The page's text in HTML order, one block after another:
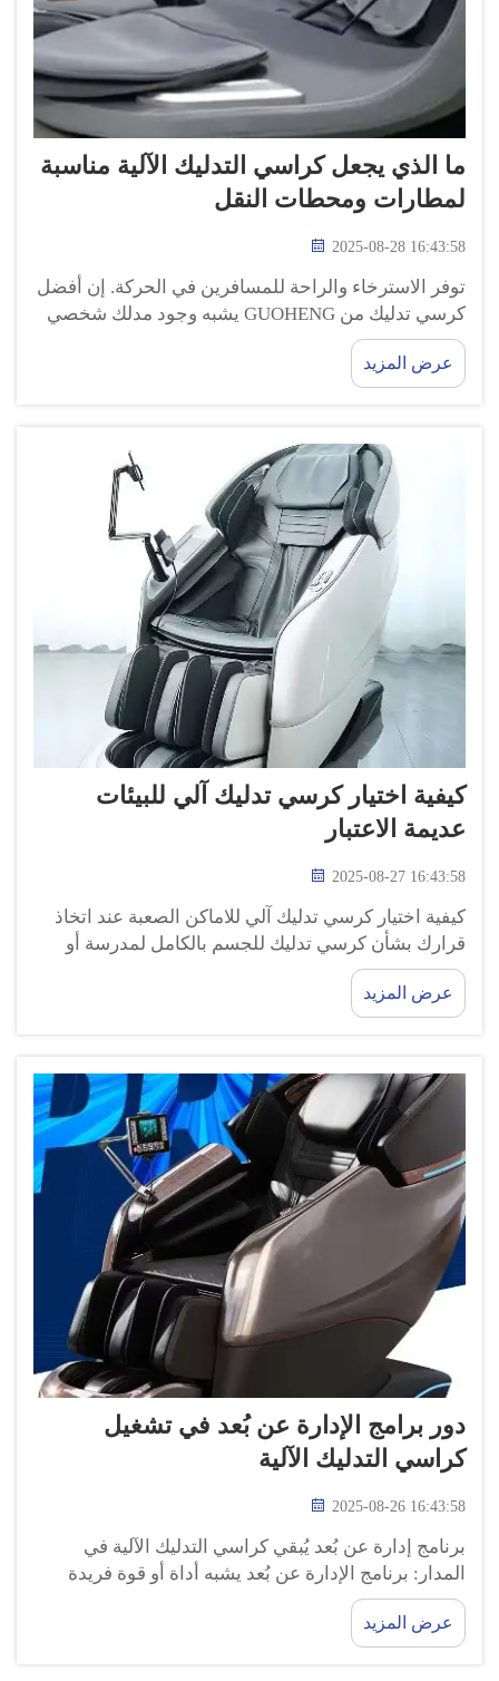
ما الذي يجعل كراسي التدليك الآلية مناسبة
لمطارات ومحطات النقل
2025-08-28 16:43:58
توفر الاسترخاء والراحة للمسافرين في الحركة. إن أفضل
كرسي تدليك من GUOHENG يشبه وجود مدلك شخصي
في المطارات ومحطات القطارات! وهي تتميز بخصائص
خاصة تعالج مختلف مناطق الجسم، وتساعد في تخفيف
التوتر...
عرض المزيد
كيفية اختيار كرسي تدليك آلي للبيئات
عديمة الاعتبار
2025-08-27 16:43:58
كيفية اختيار كرسي تدليك آلي للاماكن الصعبة عند اتخاذ
قرارك بشأن كرسي تدليك للجسم بالكامل لمدرسة أو
مول مزدحم، حيث يمكن أن تُكسر الأشياء بسهولة، هناك
بعض الأمور التي يجب أن تأخذها في الاعتبار عند اختيار
أفضل كرسي تدليك آلي...
عرض المزيد
دور برامج الإدارة عن بُعد في تشغيل
كراسي التدليك الآلية
2025-08-26 16:43:58
برنامج إدارة عن بُعد يُبقي كراسي التدليك الآلية في
المدار: برنامج الإدارة عن بُعد يشبه أداة أو قوة فريدة
لفحص أجهزتهم حتى باستخدام...
عرض المزيد